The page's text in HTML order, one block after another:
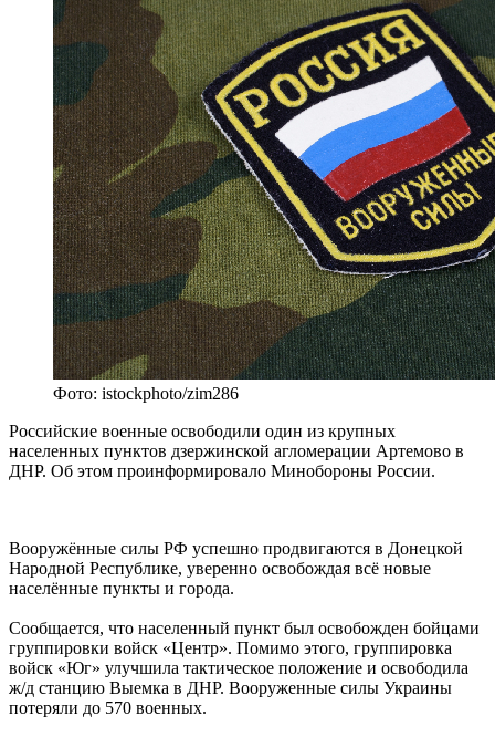
Фото: istockphoto/zim286
Российские военные освободили один из крупных
населенных пунктов дзержинской агломерации Артемово в
ДНР. Об этом проинформировало Минобороны России.
Вооружённые силы РФ успешно продвигаются в Донецкой
Народной Республике, уверенно освобождая всё новые
населённые пункты и города.
Сообщается, что населенный пункт был освобожден бойцами
группировки войск «Центр». Помимо этого, группировка
войск «Юг» улучшила тактическое положение и освободила
ж/д станцию Выемка в ДНР. Вооруженные силы Украины
потеряли до 570 военных.